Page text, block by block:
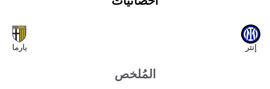
إنتر بارما
المُلخص